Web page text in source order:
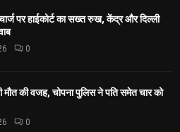
पर हाईकोर्ट का सख्त रुख, केंद्र और दिल्ली
0
मौत की वजह, चोपना पुलिस ने पति समेत चार को
0